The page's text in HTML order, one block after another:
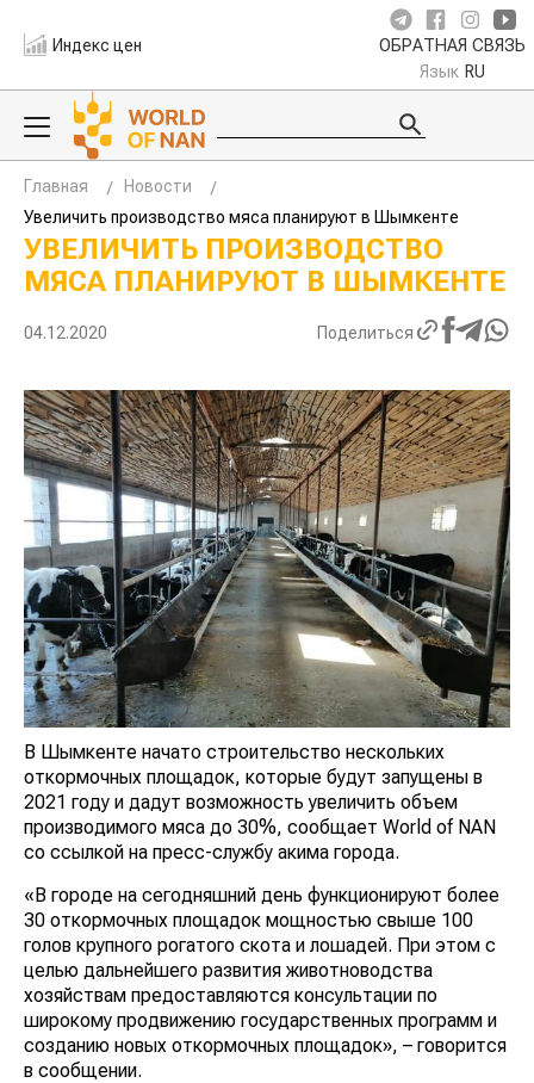
Индекс цен ОБРАТНАЯ СВЯЗЬ
Язык RU
Главная
Новости
Увеличить производство мяса планируют в Шымкенте
УВЕЛИЧИТЬ ПРОИЗВОДСТВО
МЯСА ПЛАНИРУЮТ В ШЫМКЕНТЕ
04.12.2020 Поделиться
В Шымкенте начато строительство нескольких
откормочных площадок, которые будут запущены в
2021 году и дадут возможность увеличить объем
производимого мяса до 30%, сообщает World of NAN
со ссылкой на пресс-службу акима города.
«В городе на сегодняшний день функционируют более
30 откормочных площадок мощностью свыше 100
голов крупного рогатого скота и лошадей. При этом с
целью дальнейшего развития животноводства
хозяйствам предоставляются консультации по
широкому продвижению государственных программ и
созданию новых откормочных площадок», – говорится
в сообщении.